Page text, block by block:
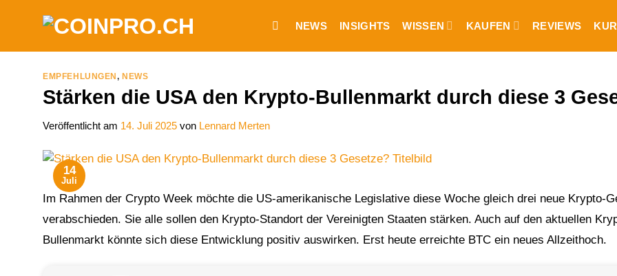
NEWS INSIGHTS WISSEN KAUFEN REVIEWS
EMPFEHLUNGEN,NEWS
Stärken die USA den Krypto-Bullenmarkt durch diese 3
Veröffentlicht am 14. Juli 2025 von Lennard Merten
14
Juli
Im Rahmen der Crypto Week möchte die US-amerikanische Legislative diese Woche gleich drei neue Krypto-
verabschieden. Sie alle sollen den Krypto-Standort der Vereinigten Staaten stärken. Auch auf den aktuellen
Bullenmarkt könnte sich diese Entwicklung positiv auswirken. Erst heute erreichte BTC ein neues Allzeithoch.